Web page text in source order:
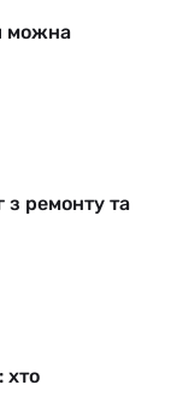
можна
з ремонту та
хто